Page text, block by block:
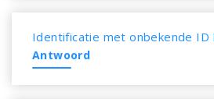
Identificatie met onbekende ID
Antwoord